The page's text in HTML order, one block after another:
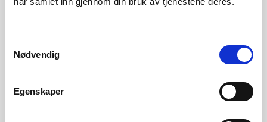
Nødvendig
Egenskaper
NORGE FÅR LAVERE OG MER STABILE PRISER ENN
PÅ KONTINENTET